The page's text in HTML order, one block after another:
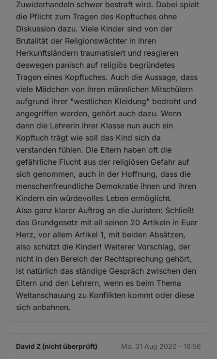
Zuwiderhandeln schwer bestraft wird. Dabei spielt
die Pflicht zum Tragen des Kopftuches ohne
Diskussion dazu. Viele Kinder sind von der
Brutalität der Religionswächter in ihren
Herkunftsländern traumatisiert und reagieren
deswegen panisch auf religiös begründetes
Tragen eines Kopftuches. Auch die Aussage, dass
viele Mädchen von ihren männlichen Mitschülern
aufgrund ihrer "westlichen Kleidung" bedroht und
angegriffen werden, gehört auch dazu. Wenn
dann die Lehrerin ihrer Klasse nun auch ein
Kopftuch trägt wie soll das Kind sich da
verstanden fühlen. Die Eltern haben oft die
gefährliche Flucht aus der religiösen Gefahr auf
sich genommen, auch in der Hoffnung, dass die
menschenfreundliche Demokratie ihnen und ihren
Kindern ein würdevolles Leben ermöglicht.
Also ganz klarer Auftrag an die Juristen: Schließt
das Grundgesetz mit all seinen 20 Artikeln in Euer
Herz, vor allem Artikel 1, mit beiden Absätzen,
also schützt die Kinder! Weiterer Vorschlag, der
nicht in den Bereich der Rechtsprechung gehört,
ist natürlich das ständige Gespräch zwischen den
Eltern und den Lehrern, wenn es beim Thema
Weltanschauung zu Konflikten kommt oder diese
sich anbahnen.
David Z (nicht überprüft) Mo. 31 Aug 2020 - 16:56